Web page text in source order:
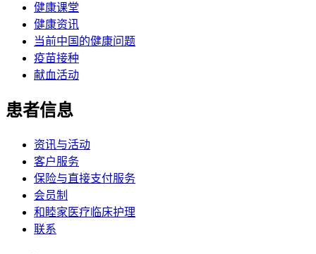
健康课堂
健康资讯
当前中国的健康问题
疫苗接种
献血活动
患者信息
资讯与活动
客户服务
保险与直接支付服务
会员制
和睦家医疗临床护理
联系